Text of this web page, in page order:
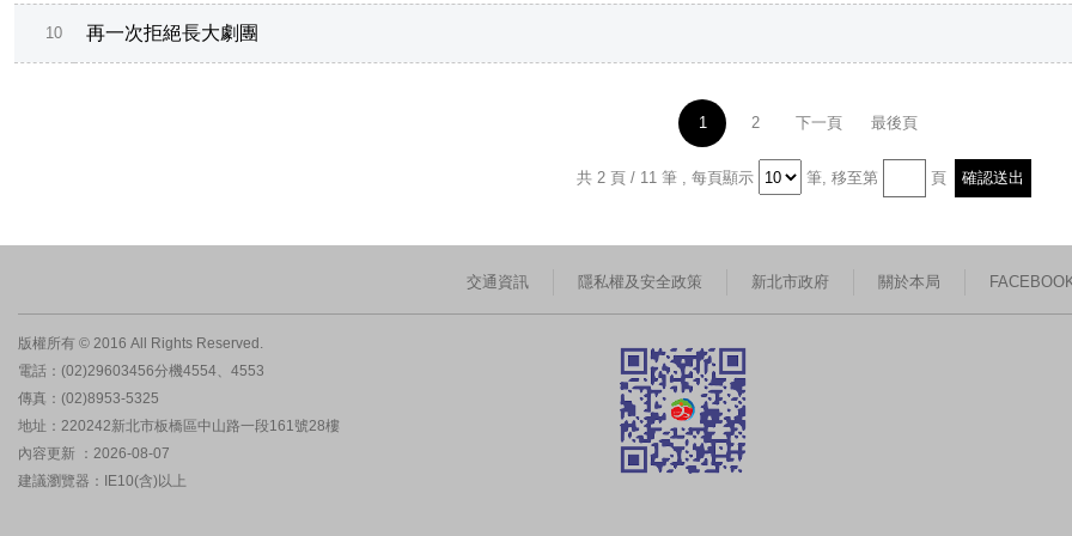
10 再一次拒絕長大劇團
1 2 下一頁 最後頁
共 2 頁 / 11 筆 , 每頁顯示 筆, 移至第 頁
交通資訊 隱私權及安全政策 新北市政府 關於本局
版權所有 © 2016 All Rights Reserved.
電話：(02)29603456分機4554、4553
傳真：(02)8953-5325
地址：220242新北市板橋區中山路一段161號28樓
內容更新 ：2026-08-07
建議瀏覽器：IE10(含)以上